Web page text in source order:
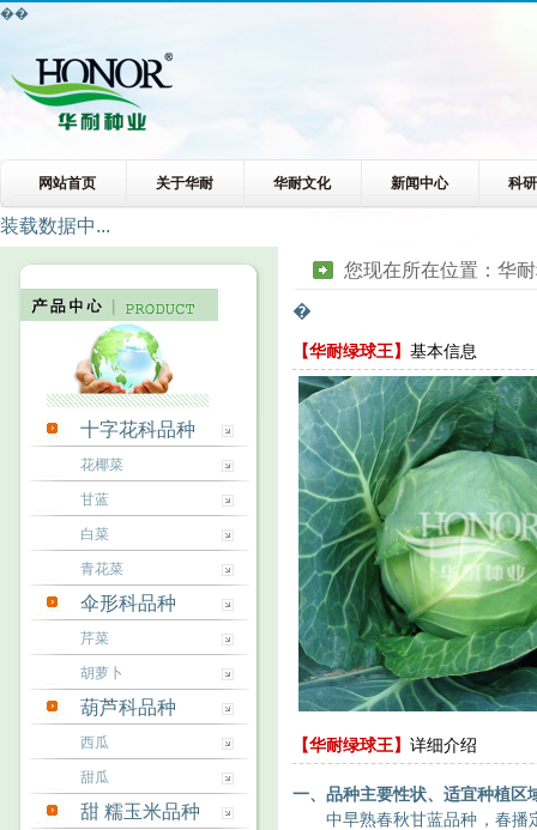
��
网站首页 关于华耐 华耐文化 新闻中心 科
装载数据中...
十字花科品种
花椰菜
甘蓝
白菜
青花菜
伞形科品种
芹菜
胡萝卜
葫芦科品种
西瓜
甜瓜
甜 糯玉米品种
您现在所在位置： 华
�
【华耐绿球王】 基本信息
【华耐绿球王】 详细介绍
一、 品种主要性状、适宜种植区
中早熟春秋甘蓝品种，春播